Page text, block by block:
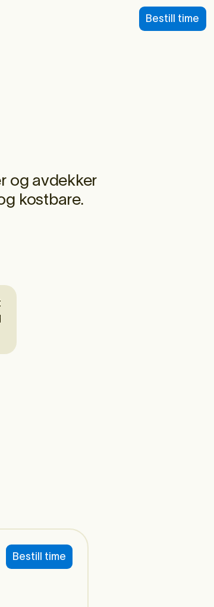
Bestill time
og avdekker
kostbare.
Bestill time